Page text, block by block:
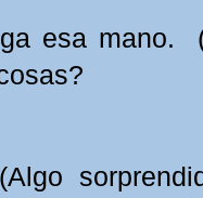
esa mano.